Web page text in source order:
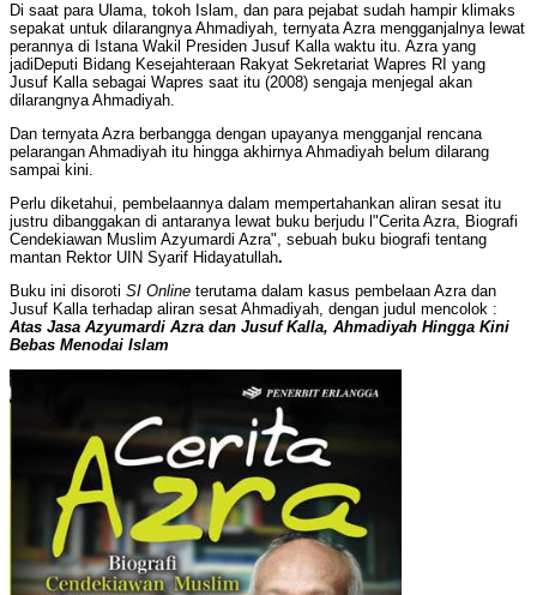
Di saat para Ulama, tokoh Islam, dan para pejabat sudah hampir klimaks
sepakat untuk dilarangnya Ahmadiyah, ternyata Azra mengganjalnya lewat
perannya di Istana Wakil Presiden Jusuf Kalla waktu itu. Azra yang
jadiDeputi Bidang Kesejahteraan Rakyat Sekretariat Wapres RI yang
Jusuf Kalla sebagai Wapres saat itu (2008) sengaja menjegal akan
dilarangnya Ahmadiyah.
Dan ternyata Azra berbangga dengan upayanya mengganjal rencana
pelarangan Ahmadiyah itu hingga akhirnya Ahmadiyah belum dilarang
sampai kini.
Perlu diketahui, pembelaannya dalam mempertahankan aliran sesat itu
justru dibanggakan di antaranya lewat buku berjudu l"Cerita Azra, Biografi
Cendekiawan Muslim Azyumardi Azra", sebuah buku biografi tentang
mantan Rektor UIN Syarif Hidayatullah.
Buku ini disoroti SI Online terutama dalam kasus pembelaan Azra dan
Jusuf Kalla terhadap aliran sesat Ahmadiyah, dengan judul mencolok :
Atas Jasa Azyumardi Azra dan Jusuf Kalla, Ahmadiyah Hingga Kini
Bebas Menodai Islam